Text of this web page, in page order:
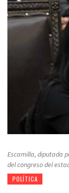
Escamilla, diputada
del congreso del
POLÍTICA